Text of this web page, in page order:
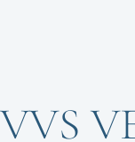
VVS